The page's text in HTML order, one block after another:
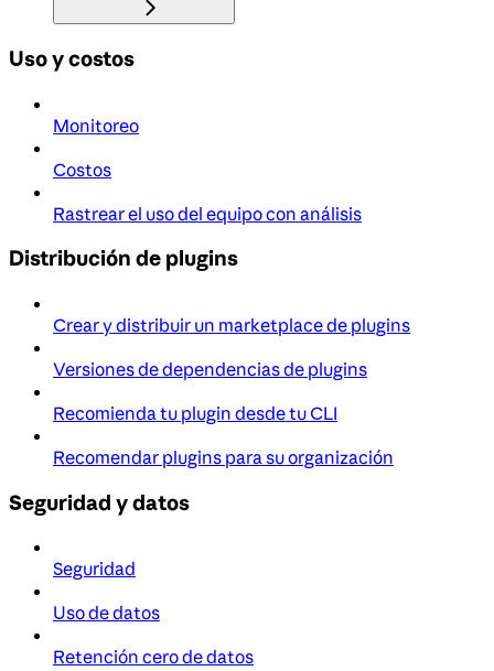
Uso y costos
Monitoreo
Costos
Rastrear el uso del equipo con análisis
Distribución de plugins
Crear y distribuir un marketplace de plugins
Versiones de dependencias de plugins
Recomienda tu plugin desde tu CLI
Recomendar plugins para su organización
Seguridad y datos
Seguridad
Uso de datos
Retención cero de datos